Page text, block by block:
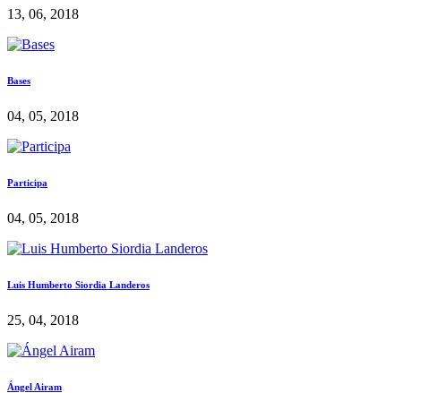
13, 06, 2018
Bases
04, 05, 2018
Participa
04, 05, 2018
Luis Humberto Siordia Landeros
25, 04, 2018
Ángel Airam